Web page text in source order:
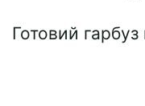
Готовий